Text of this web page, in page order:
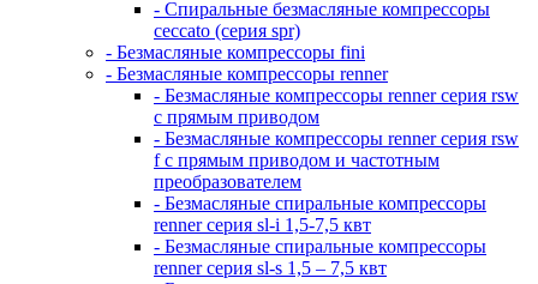
- Спиральные безмасляные компрессоры
ceccato (серия spr)
- Безмасляные компрессоры fini
- Безмасляные компрессоры renner
- Безмасляные компрессоры renner серия rsw
с прямым приводом
- Безмасляные компрессоры renner серия rsw
f с прямым приводом и частотным
преобразователем
- Безмасляные спиральные компрессоры
renner серия sl-i 1,5-7,5 квт
- Безмасляные спиральные компрессоры
renner серия sl-s 1,5 – 7,5 квт